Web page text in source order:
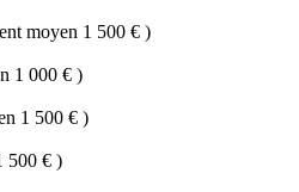
moyen 1 500 € )
1 000 € )
1 500 € )
500 € )